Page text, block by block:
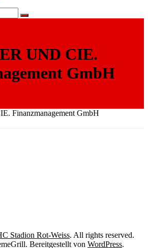
UND CIE.
GmbH
Finanzmanagement GmbH
Stadion Rot-Weiss. All rights reserved.
Bereitgestellt von WordPress.